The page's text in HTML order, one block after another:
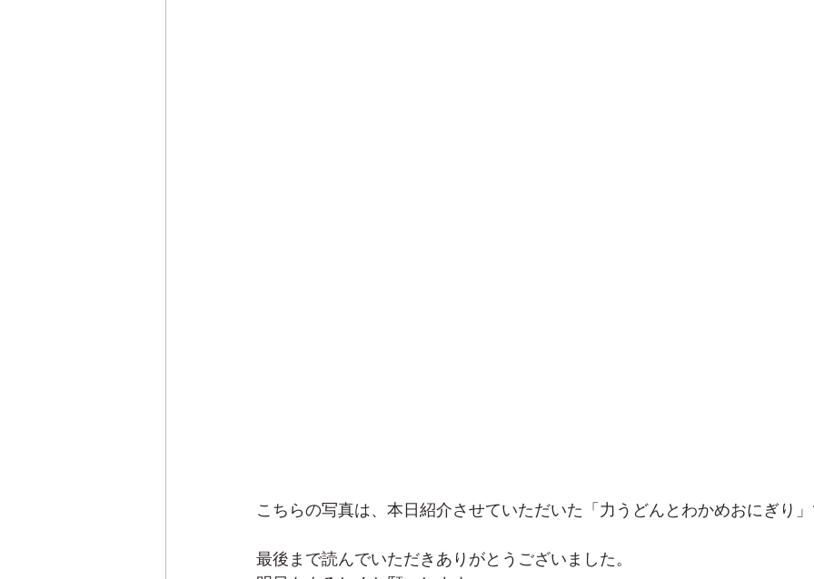
こちらの写真は、本日紹介させていただいた「力うどんとわかめおにぎり
最後まで読んでいただきありがとうございました。